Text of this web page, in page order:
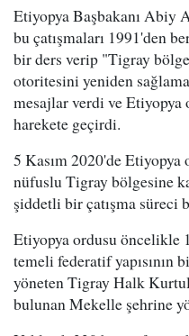
Etiyopya Başbakanı Abiy
bu çatışmaları 1991'den
bir ders verip "Tigray
otoritesini yeniden
mesajlar verdi ve Etiyopya
harekete geçirdi.
5 Kasım 2020'de
nüfuslu Tigray bölgesine
şiddetli bir çatışma süreci
Etiyopya ordusu öncelikle
temeli federatif yapısının
yöneten Tigray Halk
bulunan Mekelle şehrine